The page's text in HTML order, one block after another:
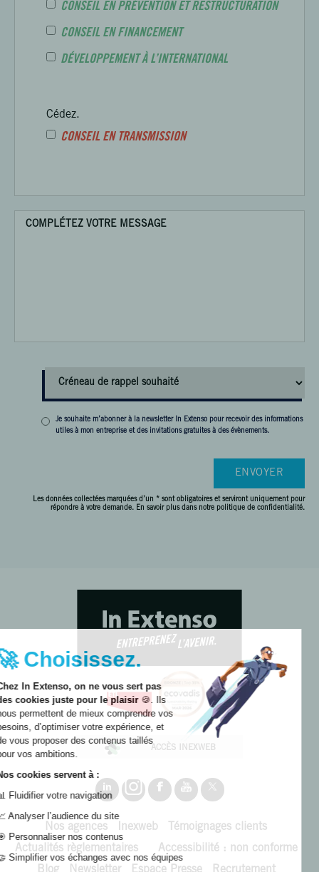
CONSEIL EN PRÉVENTION ET RESTRUCTURATION
CONSEIL EN FINANCEMENT
DÉVELOPPEMENT À L’INTERNATIONAL
Cédez.
CONSEIL EN TRANSMISSION
Je souhaite m’abonner à la newsletter In Extenso pour recevoir des informations
utiles à mon entreprise et des invitations gratuites à des évènements.
Les données collectées marquées d’un * sont obligatoires et serviront uniquement pour
répondre à votre demande. En savoir plus dans notre politique de confidentialité.
ACCÈS INEXWEB
Nos agences Inexweb
Témoignages clients
Actualités règlementaires
Accessibilité : non conforme
🚀 Choisissez.
Chez In Extenso, on ne vous sert pas
des cookies juste pour le plaisir🍪. Ils
nous permettent de mieux comprendre vos
besoins, d’optimiser votre expérience, et
de vous proposer des contenus taillés
pour vos ambitions.
Nos cookies servent à :
📊 Fluidifier votre navigation
📈 Analyser l’audience du site
🎯 Personnaliser nos contenus
🤝 Simplifier vos échanges avec nos équipes